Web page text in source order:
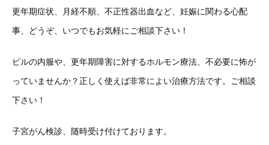
更年期症状、月経不順、不正性器出血など、妊娠に関わる心配
事、どうぞ、いつでもお気軽にご相談下さい！
ピルの内服や、更年期障害に対するホルモン療法、不必要に怖が
っていませんか？正しく使えば非常によい治療方法です。ご相談
下さい！
子宮がん検診、随時受け付けております。